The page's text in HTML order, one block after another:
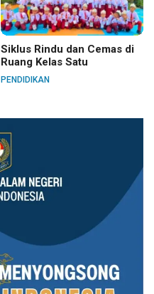
Siklus Rindu dan Cemas di
Ruang Kelas Satu
PENDIDIKAN